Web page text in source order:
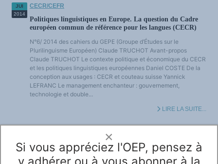
JUI
2014
CECR/CEFR
Politiques linguistiques en Europe. La question du Cadre
européen commun de référence pour les langues (CECR)
N°6/ 2014 des cahiers du GEPE (Groupe d’Études sur le
Plurilinguisme Européen) Claude TRUCHOT Avant-propos
Claude TRUCHOT Le contexte politique et économique du CECR
et les politiques linguistiques européennes Daniel COSTE De la
conception aux usages : CECR et couteau suisse Yannick
LEFRANC Le management enchanteur : gouvernement,
technologie et double...
LIRE LA SUITE...
2012
Les Langues Modernes n°1/2012 : « Évaluer avec le CECRL
×
Si vous appréciez l'OEP, pensez à